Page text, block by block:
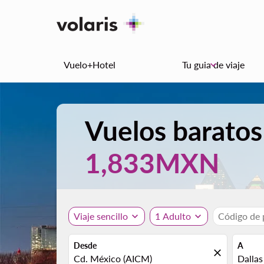
Vuelo+Hotel Tu guia de viaje
keyboard_arrow_down
Vuelos
1,833MXN
Viaje sencillo expand_more 1 Adulto expand_more Código de
Desde
close
A